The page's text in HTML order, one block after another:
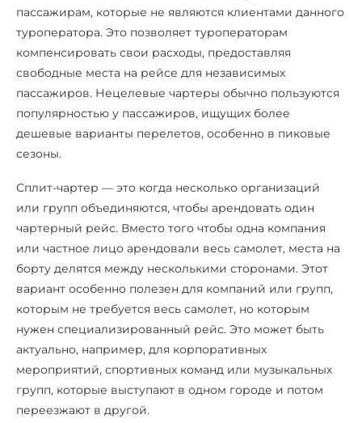
пассажирам, которые не являются клиентами данного
туроператора. Это позволяет туроператорам
компенсировать свои расходы, предоставляя
свободные места на рейсе для независимых
пассажиров. Нецелевые чартеры обычно пользуются
популярностью у пассажиров, ищущих более
дешевые варианты перелетов, особенно в пиковые
сезоны.
Сплит-чартер — это когда несколько организаций
или групп объединяются, чтобы арендовать один
чартерный рейс. Вместо того чтобы одна компания
или частное лицо арендовали весь самолет, места на
борту делятся между несколькими сторонами. Этот
вариант особенно полезен для компаний или групп,
которым не требуется весь самолет, но которым
нужен специализированный рейс. Это может быть
актуально, например, для корпоративных
мероприятий, спортивных команд или музыкальных
групп, которые выступают в одном городе и потом
переезжают в другой.